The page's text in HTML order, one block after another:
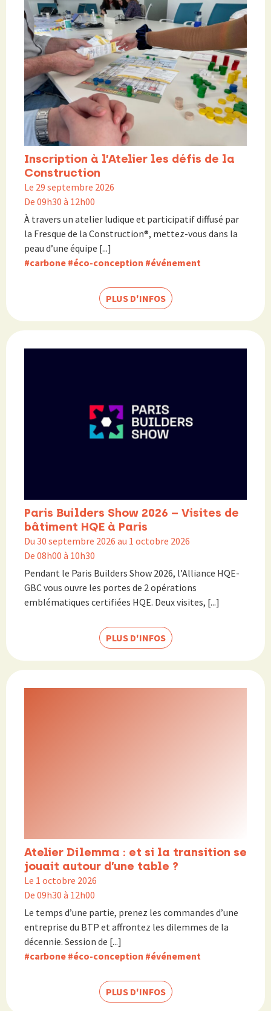
Inscription à l’Atelier les défis de la
Construction
Le 29 septembre 2026
De 09h30 à 12h00
À travers un atelier ludique et participatif diffusé par
la Fresque de la Construction®, mettez-vous dans la
peau d’une équipe [...]
#carbone #éco-conception #événement
PLUS D'INFOS
Paris Builders Show 2026 – Visites de
bâtiment HQE à Paris
Du 30 septembre 2026 au 1 octobre 2026
De 08h00 à 10h30
Pendant le Paris Builders Show 2026, l’Alliance HQE-
GBC vous ouvre les portes de 2 opérations
emblématiques certifiées HQE. Deux visites, [...]
PLUS D'INFOS
Atelier Dilemma : et si la transition se
jouait autour d’une table ?
Le 1 octobre 2026
De 09h30 à 12h00
Le temps d’une partie, prenez les commandes d’une
entreprise du BTP et affrontez les dilemmes de la
décennie. Session de [...]
#carbone #éco-conception #événement
PLUS D'INFOS